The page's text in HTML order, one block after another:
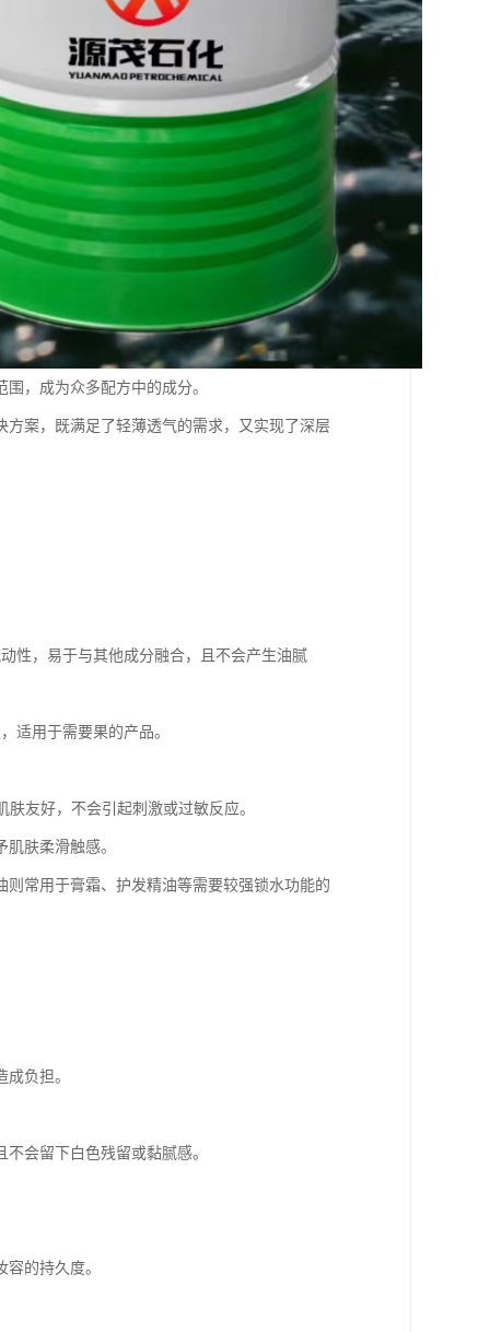
，成为众多配方中的成分。
案，既满足了轻薄透气的需求，又实现了深层
性，易于与其他成分融合，且不会产生油腻
适用于需要果的产品。
友好，不会引起刺激或过敏反应。
肤柔滑触感。
常用于膏霜、护发精油等需要较强锁水功能的
负担。
会留下白色残留或黏腻感。
的持久度。